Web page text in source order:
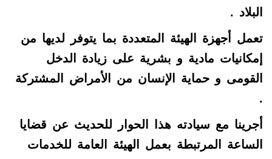
البلاد .
تعمل أجهزة الهيئة المتعددة بما يتوفر لديها من
إمكانيات مادية و بشرية على زيادة الدخل
القومى و حماية الإنسان من الأمراض المشتركة
.
أجرينا مع سيادته هذا الحوار للحديث عن قضايا
الساعة المرتبطة بعمل الهيئة العامة للخدمات